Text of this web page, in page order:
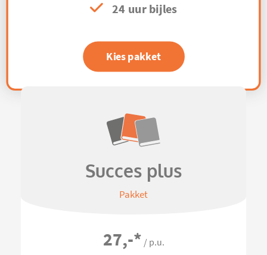
24 uur bijles
Kies pakket
Succes plus
Pakket
27,-* / p.u.